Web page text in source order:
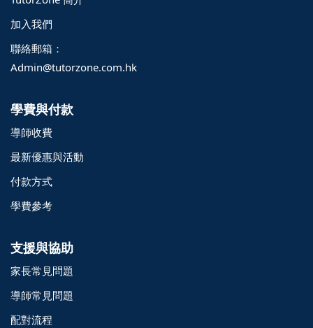
加入我們
聯絡郵箱：
Admin@tutorzone.com.hk
學費與付款
導師收費
最新優惠與活動
付款方式
學費參考
支援與協助
家長常見問題
導師常見問題
配對流程